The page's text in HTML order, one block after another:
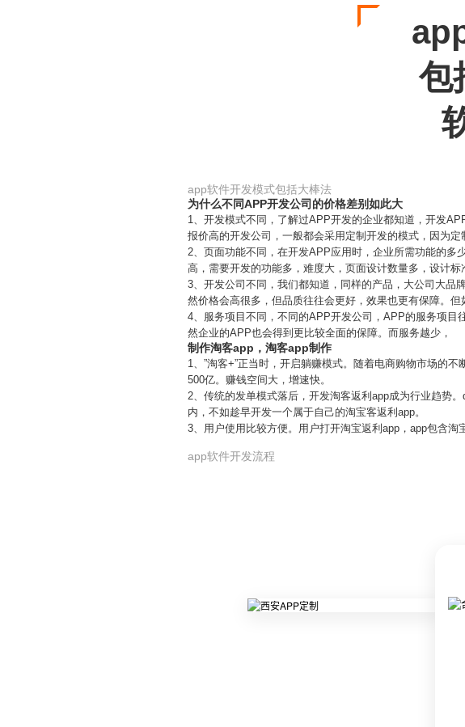
包
app软件开发模式包括大棒法
为什么不同APP开发公司的价格差别如此大
1、开发模式不同，了解过APP开发的企业都知道，开发
报价高的开发公司，一般都会采用定制开发的模式，因为定
2、页面功能不同，在开发APP应用时，企业所需功能的多
高，需要开发的功能多，难度大，页面设计数量多，设计标
3、开发公司不同，我们都知道，同样的产品，大公司大品
然价格会高很多，但品质往往会更好，效果也更有保障。但
4、服务项目不同，不同的APP开发公司，APP的服务项目
然企业的APP也会得到更比较全面的保障。而服务越少，
制作淘客app，淘客app制作
1、”淘客+”正当时，开启躺赚模式。随着电商购物市场的
500亿。赚钱空间大，增速快。
2、传统的发单模式落后，开发淘客返利app成为行业趋势
内，不如趁早开发一个属于自己的淘宝客返利app。
3、用户使用比较方便。用户打开淘宝返利app，app包含
app软件开发流程